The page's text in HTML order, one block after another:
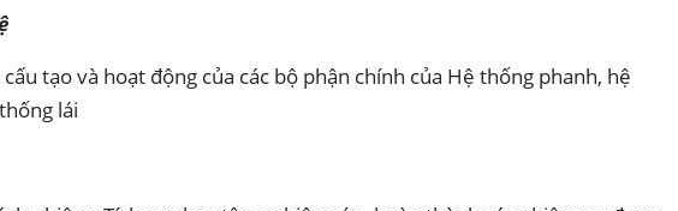
tạo và hoạt động của các bộ phận chính của Hệ thống phanh, hệ
lái